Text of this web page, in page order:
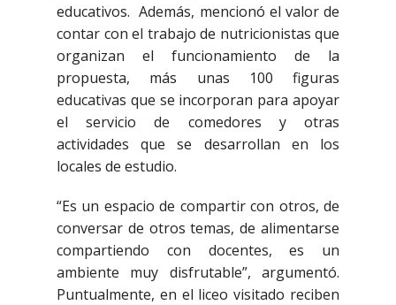
educativos. Además, mencionó el valor de
contar con el trabajo de nutricionistas que
organizan el funcionamiento de la
propuesta, más unas 100 figuras
educativas que se incorporan para apoyar
el servicio de comedores y otras
actividades que se desarrollan en los
locales de estudio.
“Es un espacio de compartir con otros, de
conversar de otros temas, de alimentarse
compartiendo con docentes, es un
ambiente muy disfrutable”, argumentó.
Puntualmente, en el liceo visitado reciben